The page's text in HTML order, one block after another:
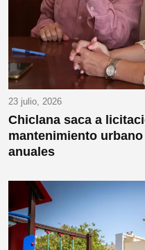
23 julio, 2026
Chiclana saca a
mantenimiento
anuales